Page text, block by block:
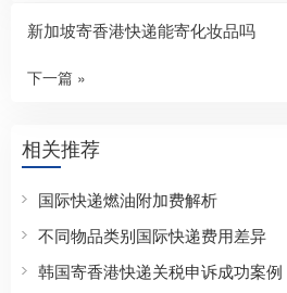
新加坡寄香港快递能寄化妆品吗
下一篇 »
相关推荐
国际快递燃油附加费解析
不同物品类别国际快递费用差异
韩国寄香港快递关税申诉成功案例